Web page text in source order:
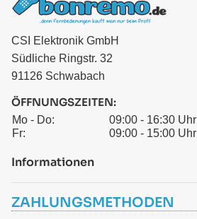
CSI Elektronik GmbH
Südliche Ringstr. 32
91126 Schwabach
ÖFFNUNGSZEITEN:
Mo - Do:
09:00 - 16:30 Uhr
Fr:
09:00 - 15:00 Uhr
Informationen
ZAHLUNGSMETHODEN